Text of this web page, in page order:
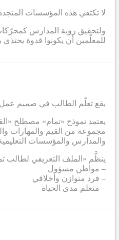
لا تكتفي هذه المؤسسات
ولتحقيق رؤية المدارس
للمعلّمين أن يكونوا قدوة
يقع تعلّم الطالب في صميم عمل
يعتمد نموذج «تمام» مصطلح
مجموعة من القيم والمهارات
والمدارس والمؤسسات التعليمية
ينظَّم «الملف التعريفي لطالب
– مواطن مسؤول
– فرد متوازن وأخلاقي
– متعلم مدى الحياة